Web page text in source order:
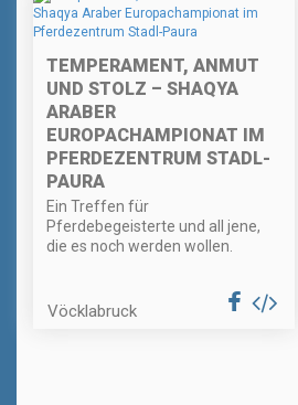
TEMPERAMENT, ANMUT
UND STOLZ – SHAQYA
ARABER
EUROPACHAMPIONAT IM
PFERDEZENTRUM STADL-
PAURA
Ein Treffen für
Pferdebegeisterte und all jene,
die es noch werden wollen.
Vöcklabruck